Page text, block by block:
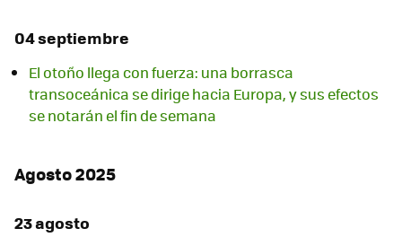
04 septiembre
El otoño llega con fuerza: una borrasca
transoceánica se dirige hacia Europa, y sus efectos
se notarán el fin de semana
Agosto 2025
23 agosto